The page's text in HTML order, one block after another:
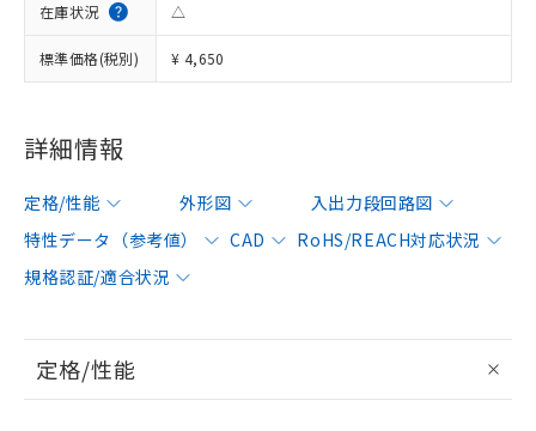
在庫状況 △
標準価格(税別) ¥ 4,650
詳細情報
定格/性能 外形図
入出力段回路図
特性データ（参考値）
CAD
RoHS/REACH対応状況
規格認証/適合状況
定格/性能